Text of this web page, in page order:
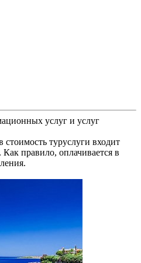
услуг и услуг
туруслуги входит
правило, оплачивается в